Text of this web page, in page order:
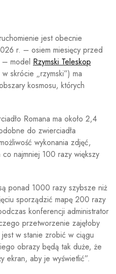
jest obecnie
r. – osiem miesięcy przed
– model Rzymski Teleskop
w skrócie „rzymski”) ma
kosmosu, których
Romana ma około 2,4
do zwierciadła
wykonania zdjęć,
najmniej 100 razy większy
ponad 1000 razy szybsze niż
sporządzić mapę 200 razy
konferencji administrator
przetworzenie zajęłoby
w stanie zrobić w ciągu
obrazy będą tak duże, że
ekran, aby je wyświetlić”.